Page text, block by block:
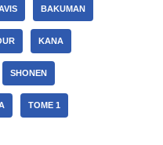
BAKUMAN
KANA
SHONEN
TOME 1